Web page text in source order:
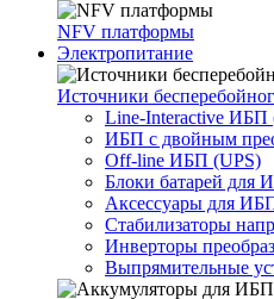
NFV платформы
Электропитание
Источники
Line-Interactive ИБП
ИБП с двойным
Off-line ИБП (UPS)
Блоки батарей для
Аксессуары для
Стабилизаторы
Инверторы
Выпрямительные